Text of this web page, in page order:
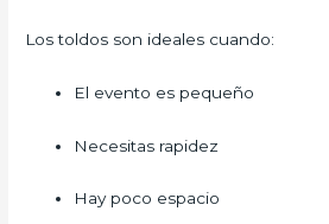
Los toldos son ideales cuando:
El evento es pequeño
Necesitas rapidez
Hay poco espacio